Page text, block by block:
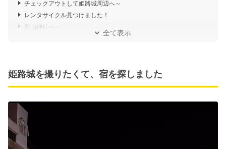
チェックアウトして姫路城周辺へ～
レンタサイクル見つけました！
男山神社へ～
全て表示
姫路城を撮りたくて、宿を探しました